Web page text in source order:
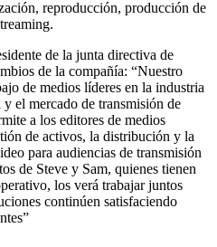
reproducción, producción de
de la junta directiva de
de la compañía: “Nuestro
de medios líderes en la industria
el mercado de transmisión de
a los editores de medios
de activos, la distribución y la
para audiencias de transmisión
de Steve y Sam, quienes tienen
los verá trabajar juntos
continúen satisfaciendo